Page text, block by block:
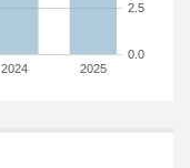
2024 2025
0.0
2.5